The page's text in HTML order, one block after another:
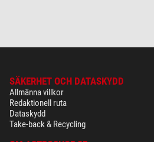
SÄKERHET OCH DATASKYDD
Allmänna villkor
Redaktionell ruta
Dataskydd
Take-back & Recycling